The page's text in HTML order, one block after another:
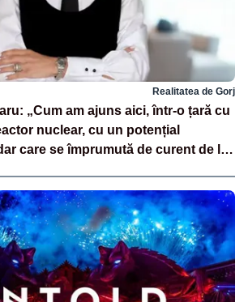
Realitatea de Gorj
„Cum am ajuns aici, într-o țară cu
nuclear, cu un potențial
care se împrumută de curent de la